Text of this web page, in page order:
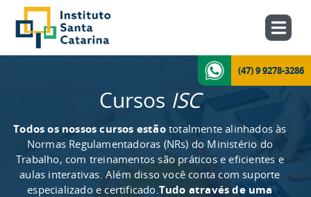
(47) 9 9278-3286
Cursos ISC
Todos os nossos cursos estãototalmente alinhados às
Normas Regulamentadoras (NRs) do Ministério do
Trabalho, com treinamentos são práticos e eficientes e
aulas interativas. Além disso você conta com suporte
especializado e certificado.Tudo através de uma